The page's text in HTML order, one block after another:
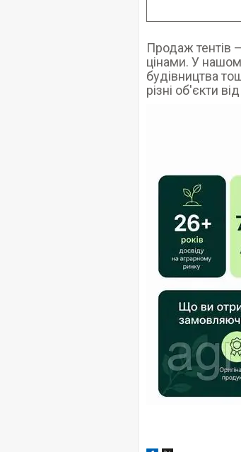
Продаж тентів
цінами. У
будівництва
різні об'єкти